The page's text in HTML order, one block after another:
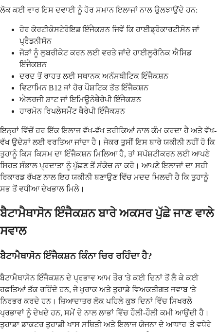
ਲੋਕ ਕਈ ਵਾਰ ਇਸ ਦਵਾਈ ਨੂੰ ਹੋਰ ਸਮਾਨ ਇਲਾਜਾਂ ਨਾਲ ਉਲਝਾਉਂਦੇ ਹਨ:
ਹੋਰ ਕੋਰਟੀਕੋਸਟੇਰੋਇਡ ਇੰਜੈਕਸ਼ਨ ਜਿਵੇਂ ਕਿ ਹਾਈਡ੍ਰੋਕਾਰਟੀਸੋਨ ਜਾਂ
ਪ੍ਰੈਡਨੀਸੋਨ
ਜੋੜਾਂ ਨੂੰ ਲੁਬਰੀਕੇਟ ਕਰਨ ਲਈ ਵਰਤੇ ਜਾਂਦੇ ਹਾਈਲੂਰੋਨਿਕ ਐਸਿਡ
ਇੰਜੈਕਸ਼ਨ
ਦਰਦ ਤੋਂ ਰਾਹਤ ਲਈ ਸਥਾਨਕ ਅਨੱਸਥੀਟਿਕ ਇੰਜੈਕਸ਼ਨ
ਵਿਟਾਮਿਨ B12 ਜਾਂ ਹੋਰ ਪੌਸ਼ਟਿਕ ਤੱਤ ਇੰਜੈਕਸ਼ਨ
ਐਲਰਜੀ ਸ਼ਾਟ ਜਾਂ ਇਮਿਊਨੋਥੈਰੇਪੀ ਇੰਜੈਕਸ਼ਨ
ਹਾਰਮੋਨ ਰਿਪਲੇਸਮੈਂਟ ਥੈਰੇਪੀ ਇੰਜੈਕਸ਼ਨ
ਇਨ੍ਹਾਂ ਵਿੱਚੋਂ ਹਰ ਇੱਕ ਇਲਾਜ ਵੱਖ-ਵੱਖ ਤਰੀਕਿਆਂ ਨਾਲ ਕੰਮ ਕਰਦਾ ਹੈ ਅਤੇ ਵੱਖ-
ਵੱਖ ਉਦੇਸ਼ਾਂ ਲਈ ਵਰਤਿਆ ਜਾਂਦਾ ਹੈ। ਜੇਕਰ ਤੁਸੀਂ ਇਸ ਬਾਰੇ ਯਕੀਨੀ ਨਹੀਂ ਹੋ ਕਿ
ਤੁਹਾਨੂੰ ਕਿਸ ਕਿਸਮ ਦਾ ਇੰਜੈਕਸ਼ਨ ਮਿਲਿਆ ਹੈ, ਤਾਂ ਸਪੱਸ਼ਟੀਕਰਨ ਲਈ ਆਪਣੇ
ਸਿਹਤ ਸੰਭਾਲ ਪ੍ਰਦਾਤਾ ਨੂੰ ਪੁੱਛਣ ਤੋਂ ਸੰਕੋਚ ਨਾ ਕਰੋ। ਆਪਣੇ ਇਲਾਜਾਂ ਦਾ ਸਹੀ
ਰਿਕਾਰਡ ਰੱਖਣ ਨਾਲ ਇਹ ਯਕੀਨੀ ਬਣਾਉਣ ਵਿੱਚ ਮਦਦ ਮਿਲਦੀ ਹੈ ਕਿ ਤੁਹਾਨੂੰ
ਸਭ ਤੋਂ ਵਧੀਆ ਦੇਖਭਾਲ ਮਿਲੇ।
ਬੈਟਾਮੈਥਾਸੋਨ ਇੰਜੈਕਸ਼ਨ ਬਾਰੇ ਅਕਸਰ ਪੁੱਛੇ ਜਾਣ ਵਾਲੇ
ਸਵਾਲ
ਬੈਟਾਮੈਥਾਸੋਨ ਇੰਜੈਕਸ਼ਨ ਕਿੰਨਾ ਚਿਰ ਰਹਿੰਦਾ ਹੈ?
ਬੈਟਾਮੈਥਾਸੋਨ ਇੰਜੈਕਸ਼ਨ ਦੇ ਪ੍ਰਭਾਵ ਆਮ ਤੌਰ 'ਤੇ ਕਈ ਦਿਨਾਂ ਤੋਂ ਲੈ ਕੇ ਕਈ
ਹਫ਼ਤਿਆਂ ਤੱਕ ਰਹਿੰਦੇ ਹਨ, ਜੋ ਖੁਰਾਕ ਅਤੇ ਤੁਹਾਡੇ ਵਿਅਕਤੀਗਤ ਜਵਾਬ 'ਤੇ
ਨਿਰਭਰ ਕਰਦੇ ਹਨ। ਜ਼ਿਆਦਾਤਰ ਲੋਕ ਪਹਿਲੇ ਕੁਝ ਦਿਨਾਂ ਵਿੱਚ ਸਿਖਰਲੇ
ਪ੍ਰਭਾਵਾਂ ਨੂੰ ਦੇਖਦੇ ਹਨ, ਸਮੇਂ ਦੇ ਨਾਲ ਲਾਭਾਂ ਵਿੱਚ ਹੌਲੀ-ਹੌਲੀ ਕਮੀ ਆਉਂਦੀ ਹੈ।
ਤੁਹਾਡਾ ਡਾਕਟਰ ਤੁਹਾਡੀ ਖਾਸ ਸਥਿਤੀ ਅਤੇ ਇਲਾਜ ਯੋਜਨਾ ਦੇ ਆਧਾਰ 'ਤੇ ਵਧੇਰੇ